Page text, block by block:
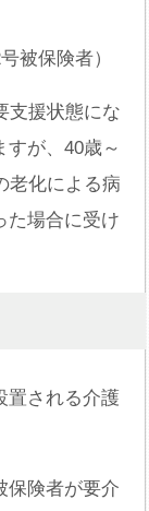
被保険者）
支援状態にな
すが、40歳～
老化による病
た場合に受け
置される介護
保険者が要介